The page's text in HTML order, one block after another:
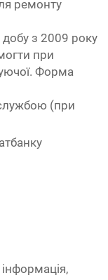
ремонту
з 2009 року
при
Форма
(при